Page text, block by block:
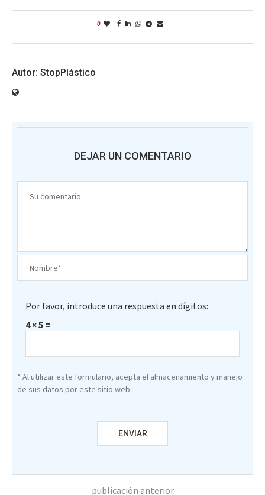
0
StopPlástico
DEJAR UN COMENTARIO
Por favor, introduce una respuesta en dígitos:
4 × 5 =
* Al utilizar este formulario, acepta el almacenamiento y manejo
de sus datos por este sitio web.
publicación anterior